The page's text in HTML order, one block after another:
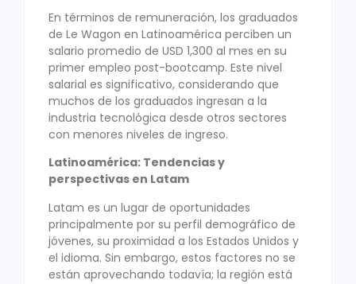
En términos de remuneración, los graduados
de Le Wagon en Latinoamérica perciben un
salario promedio de USD 1,300 al mes en su
primer empleo post-bootcamp. Este nivel
salarial es significativo, considerando que
muchos de los graduados ingresan a la
industria tecnológica desde otros sectores
con menores niveles de ingreso.
Latinoamérica: Tendencias y
perspectivas en Latam
Latam es un lugar de oportunidades
principalmente por su perfil demográfico de
jóvenes, su proximidad a los Estados Unidos y
el idioma. Sin embargo, estos factores no se
están aprovechando todavía; la región está